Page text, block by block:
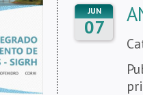
JUN
07